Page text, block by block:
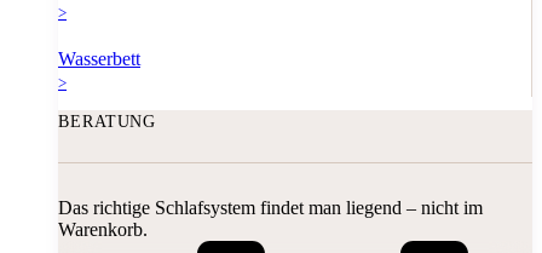
>
Wasserbett
>
BERATUNG
Das richtige Schlafsystem findet man liegend – nicht im
Warenkorb.